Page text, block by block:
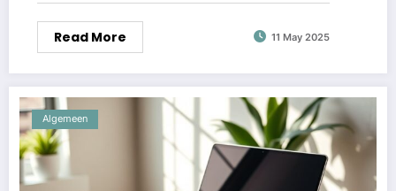
Read More 11 May 2025
Algemeen